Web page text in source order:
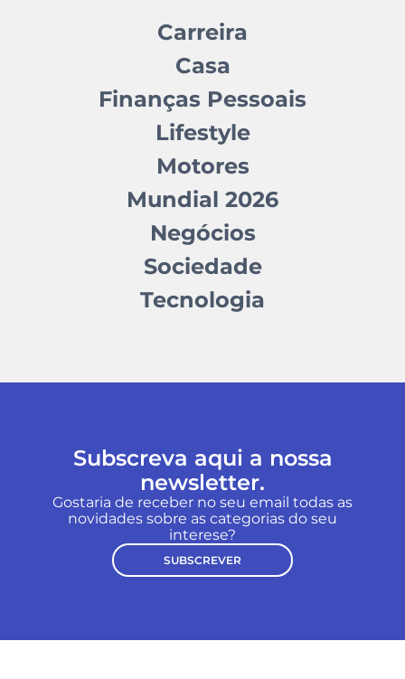
Carreira
Casa
Finanças Pessoais
Lifestyle
Motores
Mundial 2026
Negócios
Sociedade
Tecnologia
Subscreva aqui a nossa
newsletter.
Gostaria de receber no seu email todas as
novidades sobre as categorias do seu
interese?
SUBSCREVER